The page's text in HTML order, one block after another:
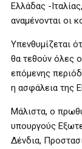
Ελλάδας -
αναμένονται οι
Υπενθυμίζεται
θα τεθούν όλες
επόμενης
η ασφάλεια της
Μάλιστα, ο
υπουργούς
Δένδια,